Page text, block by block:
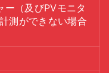
ー（及びPVモニタ
測ができない場合